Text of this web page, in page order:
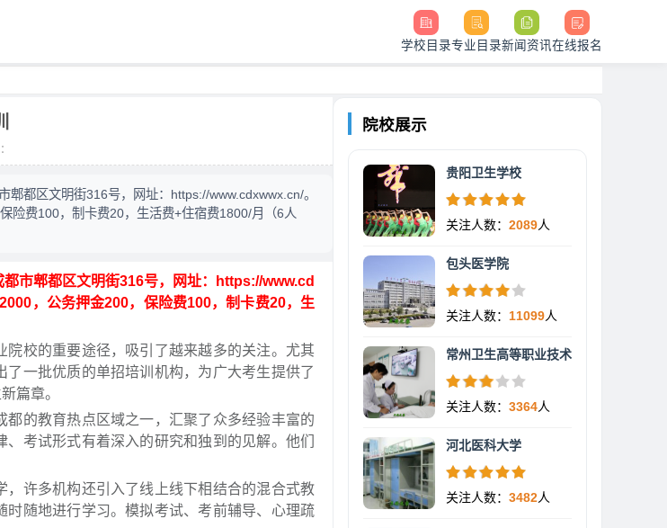
学校目录专业目录新闻资讯在线报名
都区文明街316号，网址：https://www.cdxwwx.cn/。
险费100，制卡费20，生活费+住宿费1800/月（6人
市郫都区文明街316号，网址：https://www.cd
，公务押金200，保险费100，制卡费20，生
校的重要途径，吸引了越来越多的关注。尤其
一批优质的单招培训机构，为广大考生提供了
篇章。
的教育热点区域之一，汇聚了众多经验丰富的
考试形式有着深入的研究和独到的见解。他们
许多机构还引入了线上线下相结合的混合式教
随地进行学习。模拟考试、考前辅导、心理疏
院校展示
贵阳卫生学校
关注人数： 2089人
包头医学院
关注人数： 11099人
常州卫生高等职业技术
关注人数： 3364人
河北医科大学
关注人数： 3482人